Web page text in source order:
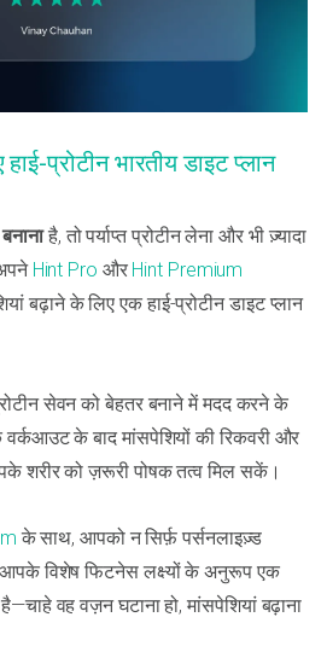
प्रोटीन भारतीय डाइट प्लान
है, तो पर्याप्त प्रोटीन लेना और भी ज़्यादा
Hint Pro और Hint Premium
बढ़ाने के लिए एक हाई-प्रोटीन डाइट प्लान
सेवन को बेहतर बनाने में मदद करने के
वर्कआउट के बाद मांसपेशियों की रिकवरी और
शरीर को ज़रूरी पोषक तत्व मिल सकें।
के साथ, आपको न सिर्फ़ पर्सनलाइज़्ड
आपके विशेष फिटनेस लक्ष्यों के अनुरूप एक
वह वज़न घटाना हो, मांसपेशियां बढ़ाना